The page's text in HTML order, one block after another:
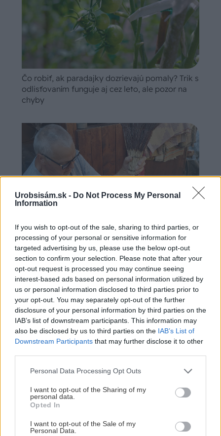
Urobsisám.sk - Do Not Process My Personal
Information
If you wish to opt-out of the sale, sharing to third parties, or
processing of your personal or sensitive information for
targeted advertising by us, please use the below opt-out
section to confirm your selection. Please note that after your
opt-out request is processed you may continue seeing
interest-based ads based on personal information utilized by
us or personal information disclosed to third parties prior to
your opt-out. You may separately opt-out of the further
disclosure of your personal information by third parties on the
IAB’s list of downstream participants. This information may
also be disclosed by us to third parties on the IAB’s List of
Downstream Participants that may further disclose it to other
Please note that this website/app uses one or more Google
not limited to your visit or usage behaviour. You may click to
grant or deny consent to Google and its third-party tags to
use your data for below specified purposes in below Google
consent section.
Personal Data Processing Opt Outs
I want to opt-out of the Sharing of my
personal data.
Opted In
I want to opt-out of the Sale of my
Personal Data.
Čo robiť, ak paradajky dozrievajú pomaly? Trik s
odlisťovaním funguje aj cez leto, ale pozor na
chyby
Ako si vyrobiť poctivú brezovú metlu, ktorá
vydrží roky? Pavol ich takto vyrobil už stovky
Stavebný materiál
Mýty a polopravdy o
pasívnych domoch
Stavebný materiál
murivo pre
nízkoenergetické a pasívne